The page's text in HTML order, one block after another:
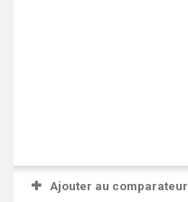
Ajouter au comparateur